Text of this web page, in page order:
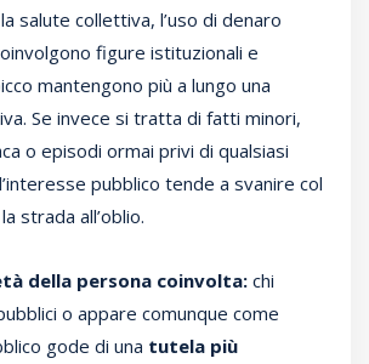
salute collettiva, l’uso di denaro
figure istituzionali e
mantengono più a lungo una
Se invece si tratta di fatti minori,
o episodi ormai privi di qualsiasi
pubblico tende a svanire col
strada all’oblio.
della persona coinvolta: chi
o appare comunque come
gode di una tutela più